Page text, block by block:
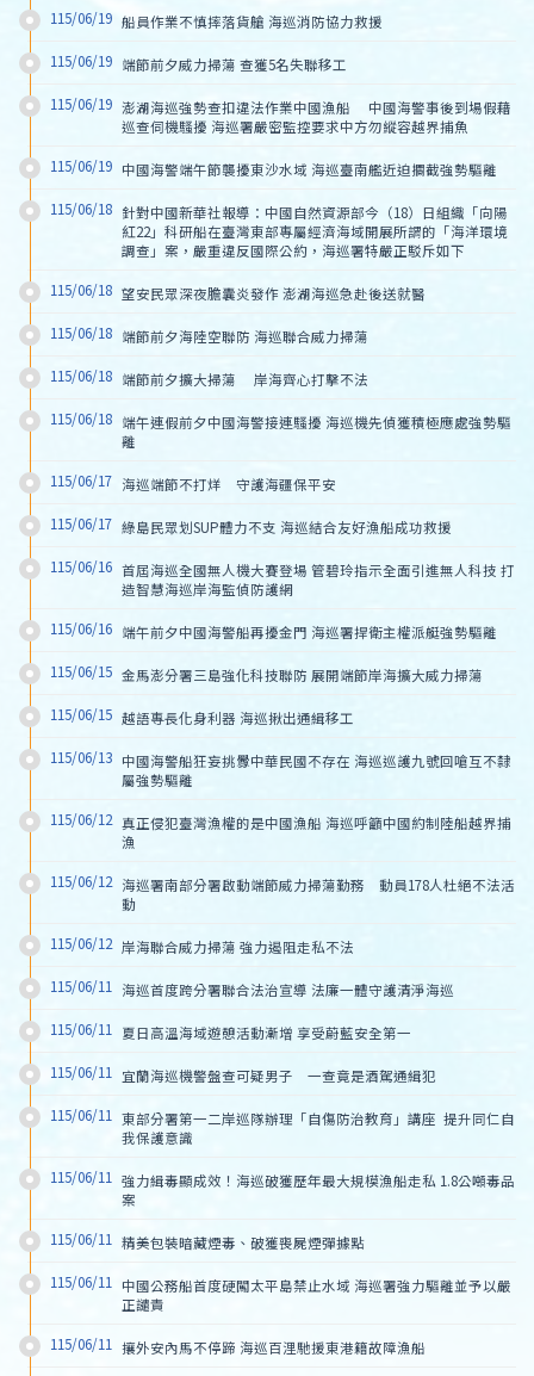
115/06/19 船員作業不慎摔落貨艙 海巡消防協力救援
115/06/19 端節前夕威力掃蕩 查獲5名失聯移工
115/06/19 澎湖海巡強勢查扣違法作業中國漁船　 中國海警事後到場假藉
巡查伺機騷擾 海巡署嚴密監控要求中方勿縱容越界捕魚
115/06/19 中國海警端午節襲擾東沙水域 海巡臺南艦近迫攔截強勢驅離
115/06/18 針對中國新華社報導：中國自然資源部今（18）日組織「向陽
紅22」科研船在臺灣東部專屬經濟海域開展所謂的「海洋環境
調查」案，嚴重違反國際公約，海巡署特嚴正駁斥如下
115/06/18 望安民眾深夜膽囊炎發作 澎湖海巡急赴後送就醫
115/06/18 端節前夕海陸空聯防 海巡聯合威力掃蕩
115/06/18 端節前夕擴大掃蕩　 岸海齊心打擊不法
115/06/18 端午連假前夕中國海警接連騷擾 海巡機先偵獲積極應處強勢驅
離
115/06/17 海巡端節不打烊　守護海疆保平安
115/06/17 綠島民眾划SUP體力不支 海巡結合友好漁船成功救援
115/06/16 首屆海巡全國無人機大賽登場 管碧玲指示全面引進無人科技 打
造智慧海巡岸海監偵防護網
115/06/16 端午前夕中國海警船再擾金門 海巡署捍衛主權派艇強勢驅離
115/06/15 金馬澎分署三島強化科技聯防 展開端節岸海擴大威力掃蕩
115/06/15 越語專長化身利器 海巡揪出通緝移工
115/06/13 中國海警船狂妄挑釁中華民國不存在 海巡巡護九號回嗆互不隸
屬強勢驅離
115/06/12 真正侵犯臺灣漁權的是中國漁船 海巡呼籲中國約制陸船越界捕
漁
115/06/12 海巡署南部分署啟動端節威力掃蕩勤務　動員178人杜絕不法活
動
115/06/12 岸海聯合威力掃蕩 強力遏阻走私不法
115/06/11 海巡首度跨分署聯合法治宣導 法廉一體守護清淨海巡
115/06/11 夏日高溫海域遊憩活動漸增 享受蔚藍安全第一
115/06/11 宜蘭海巡機警盤查可疑男子　一查竟是酒駕通緝犯
115/06/11
東部分署第一二岸巡隊辦理「自傷防治教育」講座  提升同仁自
我保護意識
115/06/11
強力緝毒顯成效！海巡破獲歷年最大規模漁船走私 1.8公噸毒品
案
115/06/11 精美包裝暗藏煙毒、破獲喪屍煙彈據點
115/06/11
中國公務船首度硬闖太平島禁止水域 海巡署強力驅離並予以嚴
正譴責
115/06/11 攘外安內馬不停蹄 海巡百浬馳援東港籍故障漁船